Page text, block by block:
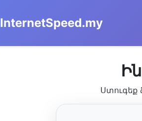
InternetSpeed.my
Ստուգեք